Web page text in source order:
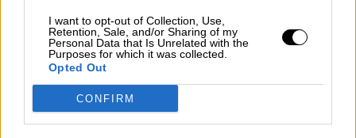
I want to opt-out of Collection, Use,
Retention, Sale, and/or Sharing of my
Personal Data that Is Unrelated with the
Purposes for which it was collected.
Opted Out
CONFIRM
coordinación y comuniación